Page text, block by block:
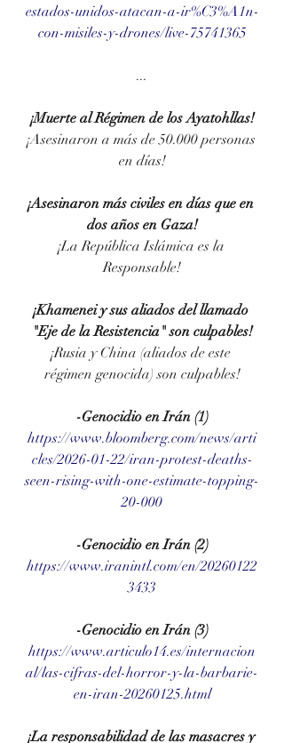
estados-unidos-atacan-a-ir%C3%A1n-
con-misiles-y-drones/live-75741365
...
¡Muerte al Régimen de los Ayatohllas!
¡Asesinaron a más de 50.000 personas
en días!
¡Asesinaron más civiles en días que en
dos años en Gaza!
¡La República Islámica es la
Responsable!
¡Khamenei y sus aliados del llamado
"Eje de la Resistencia" son culpables!
¡Rusia y China (aliados de este
régimen genocida) son culpables!
-Genocidio en Irán (1)
https://www.bloomberg.com/news/arti
cles/2026-01-22/iran-protest-deaths-
seen-rising-with-one-estimate-topping-
20-000
-Genocidio en Irán (2)
https://www.iranintl.com/en/20260122
3433
-Genocidio en Irán (3)
https://www.articulo14.es/internacion
al/las-cifras-del-horror-y-la-barbarie-
en-iran-20260125.html
¡La responsabilidad de las masacres y